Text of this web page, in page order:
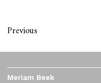
Previous
Meriam Beek